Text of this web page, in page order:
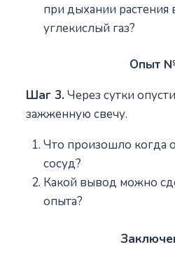
при дыхании
углекислый газ?
Опыт
Шаг 3. Через сутки
зажженную свечу.
Что произошло когда
сосуд?
Какой вывод можно
опыта?